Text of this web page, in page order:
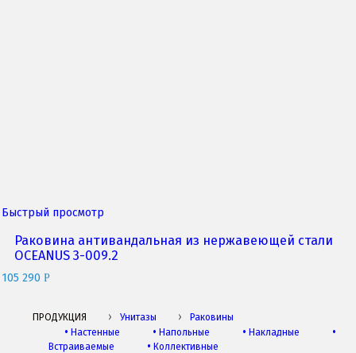
Быстрый просмотр
Раковина антивандальная из нержавеющей стали
OCEANUS 3-009.2
105 290 Р
ПРОДУКЦИЯ Унитазы
Раковины
• Настенные • Напольные • Накладные
•
Встраиваемые
• Коллективные